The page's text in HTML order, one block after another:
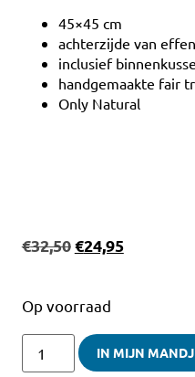
45×45 cm
achterzijde van
inclusief
handgemaakte fair
Only Natural
€32,50€24,95
Op voorraad
IN MIJN